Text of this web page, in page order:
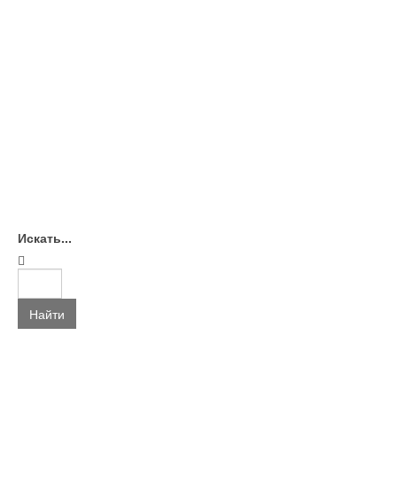
Искать...
Найти